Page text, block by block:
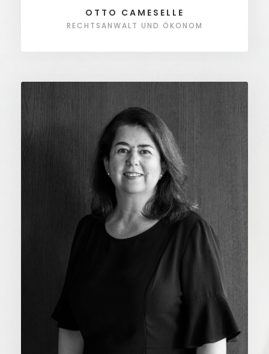
OTTO CAMESELLE
RECHTSANWALT UND ÖKONOM